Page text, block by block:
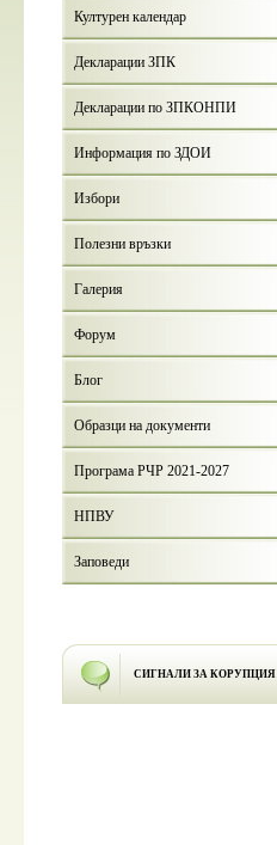
Културен календар
Декларации ЗПК
Декларации по ЗПКОНПИ
Информация по ЗДОИ
Избори
Полезни връзки
Галерия
Форум
Блог
Образци на документи
Програма РЧР 2021-2027
НПВУ
Заповеди
СИГНАЛИ ЗА КОРУПЦИЯ